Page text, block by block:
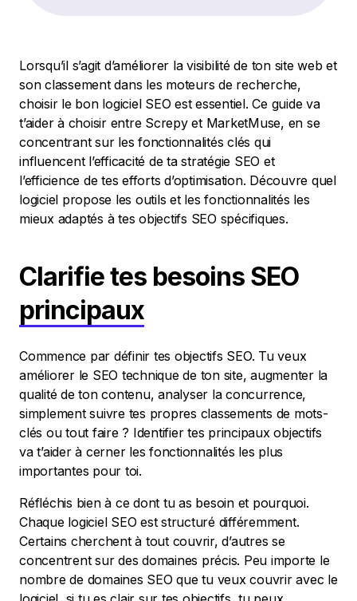
Lorsqu’il s’agit d’améliorer la visibilité de ton site web et
son classement dans les moteurs de recherche,
choisir le bon logiciel SEO est essentiel. Ce guide va
t’aider à choisir entre Screpy et MarketMuse, en se
concentrant sur les fonctionnalités clés qui
influencent l’efficacité de ta stratégie SEO et
l’efficience de tes efforts d’optimisation. Découvre quel
logiciel propose les outils et les fonctionnalités les
mieux adaptés à tes objectifs SEO spécifiques.
Clarifie tes besoins SEO
principaux
Commence par définir tes objectifs SEO. Tu veux
améliorer le SEO technique de ton site, augmenter la
qualité de ton contenu, analyser la concurrence,
simplement suivre tes propres classements de mots-
clés ou tout faire ? Identifier tes principaux objectifs
va t’aider à cerner les fonctionnalités les plus
importantes pour toi.
Réfléchis bien à ce dont tu as besoin et pourquoi.
Chaque logiciel SEO est structuré différemment.
Certains cherchent à tout couvrir, d’autres se
concentrent sur des domaines précis. Peu importe le
nombre de domaines SEO que tu veux couvrir avec le